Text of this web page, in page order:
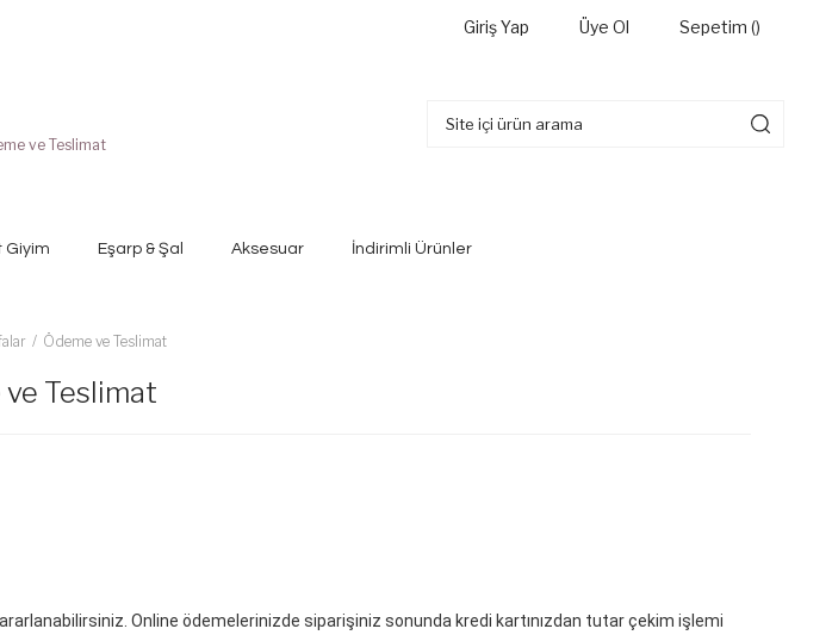
Giriş Yap Üye Ol Sepetim ()
Giyim Eşarp & Şal Aksesuar İndirimli Ürünler
Ödeme ve Teslimat
ve Teslimat
Online ödemelerinizde siparişiniz sonunda kredi kartınızdan tutar çekim işlemi